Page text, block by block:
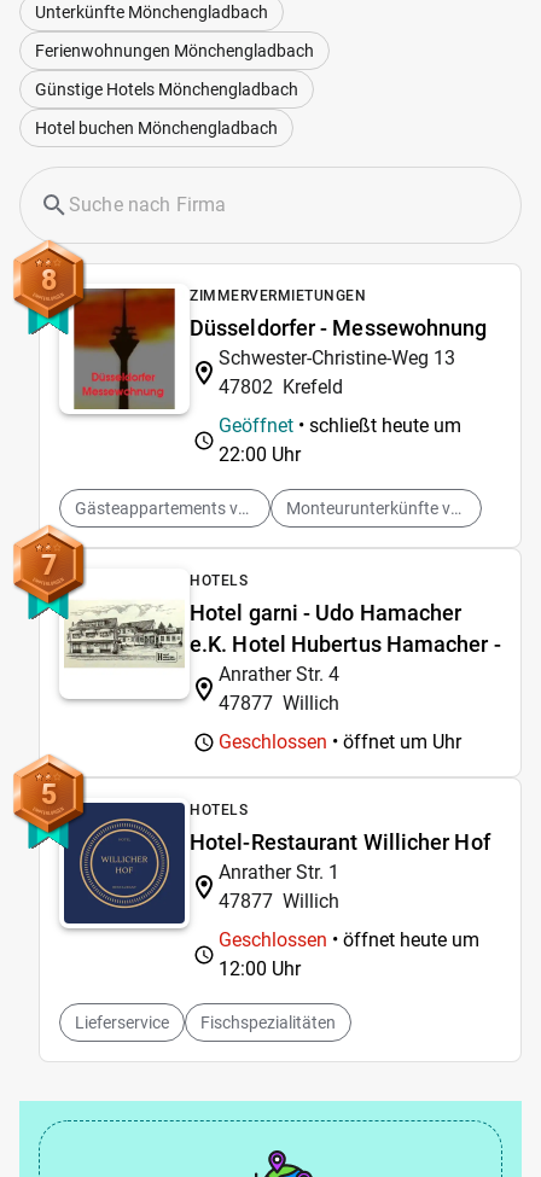
Unterkünfte Mönchengladbach
Ferienwohnungen Mönchengladbach
Günstige Hotels Mönchengladbach
Hotel buchen Mönchengladbach
8 ZIMMERVERMIETUNGEN
Düsseldorfer - Messewohnung
Schwester-Christine-Weg 13
47802 Krefeld
Geöffnet • schließt heute um
22:00 Uhr
Gästeappartements vermieten Monteurunterkünfte vermieten
7 HOTELS
Hotel garni - Udo Hamacher
e.K. Hotel Hubertus Hamacher -
Anrather Str. 4
47877 Willich
Geschlossen • öffnet um Uhr
5 HOTELS
Hotel-Restaurant Willicher Hof
Anrather Str. 1
47877 Willich
Geschlossen • öffnet heute um
12:00 Uhr
Lieferservice Fischspezialitäten